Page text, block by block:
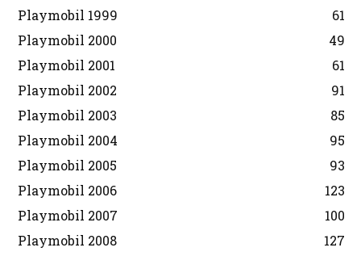
Playmobil 1999
61
Playmobil 2000
49
Playmobil 2001
61
Playmobil 2002
91
Playmobil 2003
85
Playmobil 2004
95
Playmobil 2005
93
Playmobil 2006
123
Playmobil 2007
100
Playmobil 2008
127